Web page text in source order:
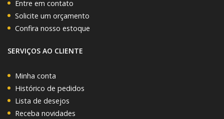
Entre em contato
Solicite um orçamento
Confira nosso estoque
SERVIÇOS AO CLIENTE
Minha conta
Histórico de pedidos
Lista de desejos
Receba novidades